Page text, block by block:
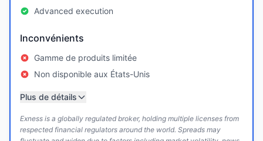
Advanced execution
Inconvénients
Gamme de produits limitée
Non disponible aux États-Unis
Plus de détails
Exness is a globally regulated broker, holding multiple licenses from
respected financial regulators around the world. Spreads may